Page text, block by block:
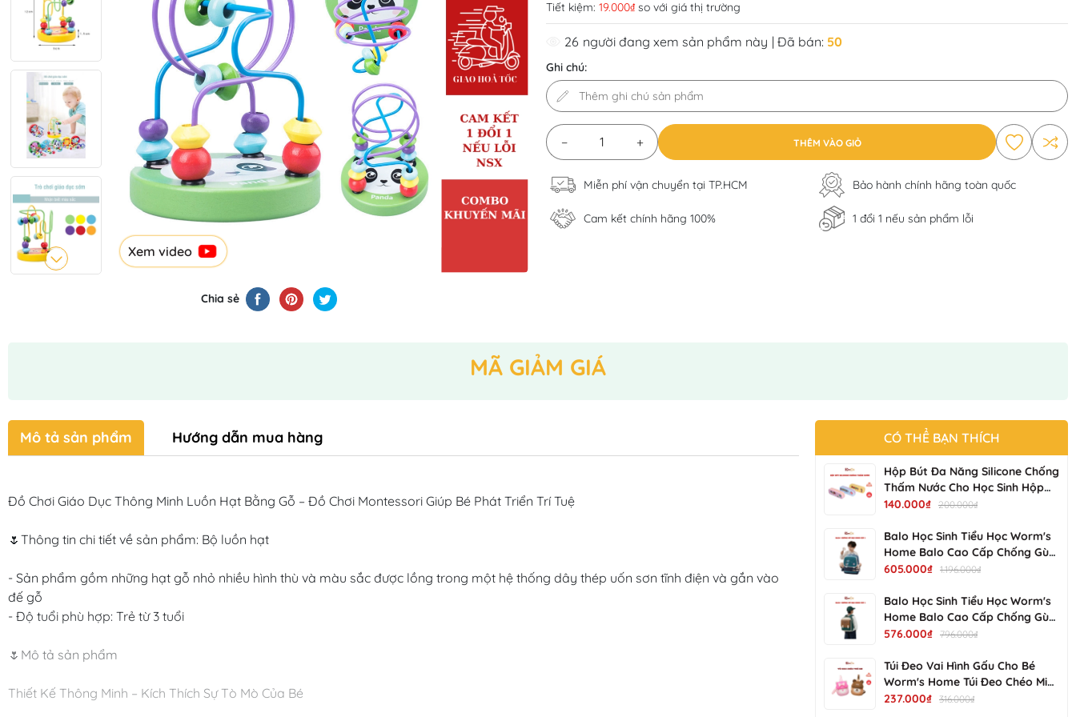
Xem video
Chia sẻ
Tiết kiệm: 19.000₫so với giá thị trường
26 người đang xem sản phẩm này | Đã bán: 50
Ghi chú:
− + THÊM VÀO GIỎ
Miễn phí vận chuyển tại TP.HCM Bảo hành chính hãng toàn quốc
Cam kết chính hãng 100% 1 đổi 1 nếu sản phẩm lỗi
MÃ GIẢM GIÁ
Mô tả sản phẩm Hướng dẫn mua hàng
Đồ Chơi Giáo Dục Thông Minh Luồn Hạt Bằng Gỗ – Đồ Chơi Montessori Giúp Bé Phát Triển Trí Tuệ
🌷Thông tin chi tiết về sản phẩm: Bộ luồn hạt
- Sản phẩm gồm những hạt gỗ nhỏ nhiều hình thù và màu sắc được lồng trong một hệ thống dây thép uốn sơn tĩnh điện và gắn vào
đế gỗ
- Độ tuổi phù hợp: Trẻ từ 3 tuổi
🌷Mô tả sản phẩm
Thiết Kế Thông Minh – Kích Thích Sự Tò Mò Của Bé
CÓ THỂ BẠN THÍCH
Hộp Bút Đa Năng Silicone Chống
Thấm Nước Cho Học Sinh Hộp
Bút Bền Đẹp, Dễ Vệ Sinh NV-
140.000₫ 200.000₫
Balo Học Sinh Tiểu Học Worm's
Home Balo Cao Cấp Chống Gù
Balo Cho Bé Siêu Nhẹ Chống
S34202
605.000₫ 1.196.000₫
Balo Học Sinh Tiểu Học Worm's
Home Balo Cao Cấp Chống Gù
Balo Cho Bé Siêu Nhẹ Chống
S00502
576.000₫ 796.000₫
Túi Đeo Vai Hình Gấu Cho Bé
Worm's Home Túi Đeo Chéo Mini
Dễ Thương, Gọn Nhẹ, Tiện Mang
237.000₫ 316.000₫